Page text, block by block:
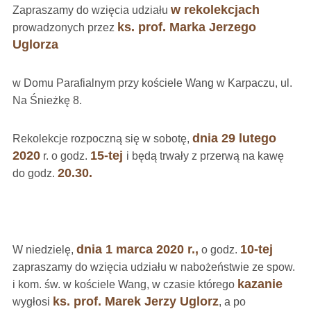
Zapraszamy do wzięcia udziału w rekolekcjach
prowadzonych przez ks. prof. Marka Jerzego
Uglorza
w Domu Parafialnym przy kościele Wang w Karpaczu, ul.
Na Śnieżkę 8.
Rekolekcje rozpoczną się w sobotę, dnia 29 lutego
2020r. o godz. 15-tej i będą trwały z przerwą na kawę
do godz. 20.30.
W niedzielę, dnia 1 marca 2020 r., o godz. 10-tej
zapraszamy do wzięcia udziału w nabożeństwie ze spow.
i kom. św. w kościele Wang, w czasie którego kazanie
wygłosi ks. prof. Marek Jerzy Uglorz, a po